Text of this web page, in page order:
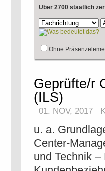
Über 2700 staatlich
Ohne
Geprüfte/r
(ILS)
01. NOV, 2017
u. a.
Center-
und Technik